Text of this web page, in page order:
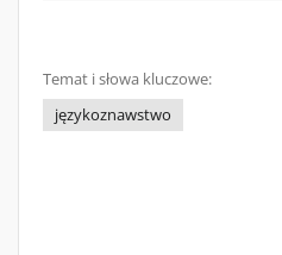
Temat i słowa kluczowe:
językoznawstwo